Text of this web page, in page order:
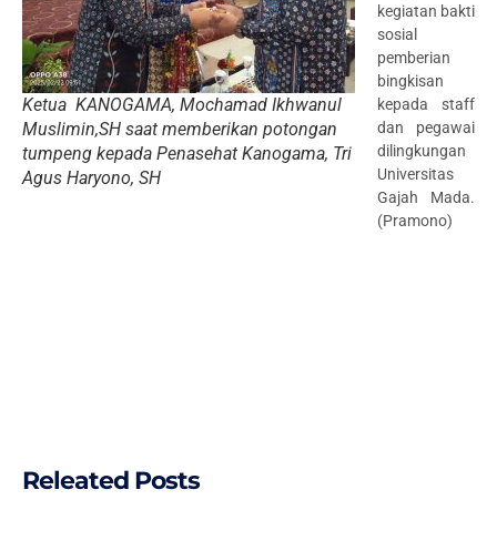
Ketua KANOGAMA, Mochamad Ikhwanul
Muslimin,SH saat memberikan potongan
tumpeng kepada Penasehat Kanogama, Tri
Agus Haryono, SH
kegiatan bakti
sosial
pemberian
bingkisan
kepada staff
dan pegawai
dilingkungan
Universitas
Gajah Mada.
(Pramono)
Releated Posts